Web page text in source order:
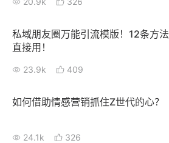
私域朋友圈万能引流模版！12条方法
直接用！
23.9k 409
如何借助情感营销抓住Z世代的心？
24.1k 326